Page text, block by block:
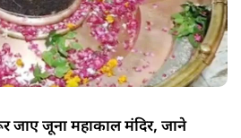
जाए जूना महाकाल मंदिर, जाने